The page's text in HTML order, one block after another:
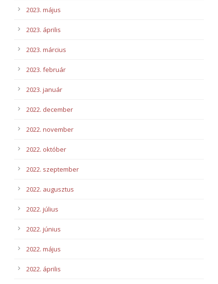
2023. május
2023. április
2023. március
2023. február
2023. január
2022. december
2022. november
2022. október
2022. szeptember
2022. augusztus
2022. július
2022. június
2022. május
2022. április